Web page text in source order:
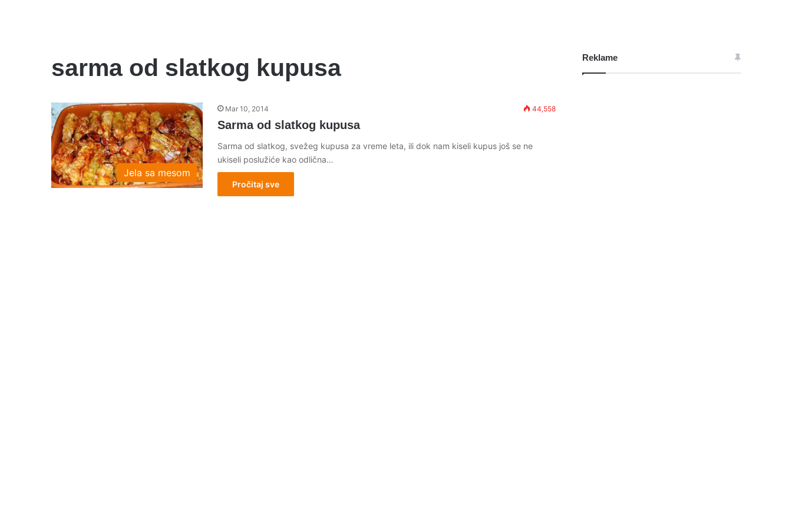
sarma od slatkog kupusa
Jela sa mesom
Mar 10, 2014 44,558
Sarma od slatkog kupusa
Sarma od slatkog, svežeg kupusa za vreme leta, ili dok nam kiseli kupus još se ne
ukiseli poslužiće kao odlična…
Pročitaj sve
Reklame